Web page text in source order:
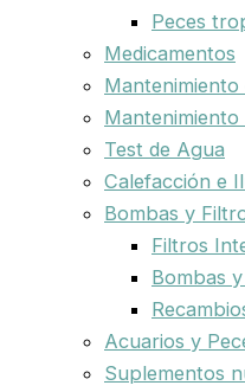
Peces
Medicamentos
Mantenimiento
Mantenimiento
Test de Agua
Calefacción e
Bombas y
Filtros
Bombas
Acuarios y
Suplementos